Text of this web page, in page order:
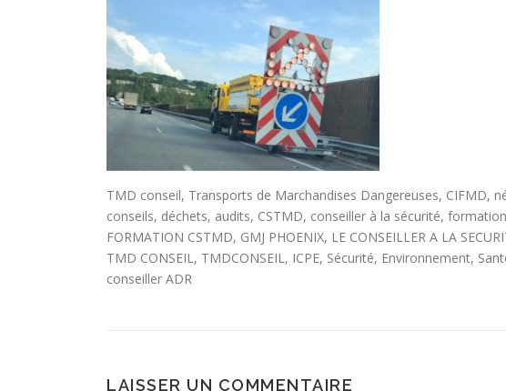
TMD conseil, Transports de Marchandises Dangereuses, CIFMD,
conseils, déchets, audits, CSTMD, conseiller à la sécurité,
FORMATION CSTMD, GMJ PHOENIX, LE CONSEILLER A LA
TMD CONSEIL, TMDCONSEIL, ICPE, Sécurité, Environnement,
conseiller ADR
LAISSER UN COMMENTAIRE